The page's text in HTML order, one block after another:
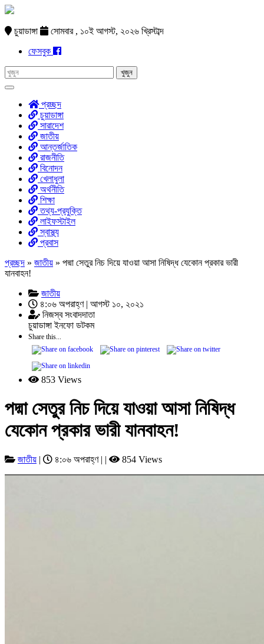
চুয়াডাঙ্গা
সোমবার , ১০ই আগস্ট, ২০২৬ খ্রিস্টাব্দ
ফেসবুক
প্রচ্ছদ
চুয়াডাঙ্গা
সারাদেশ
জাতীয়
আন্তর্জাতিক
রাজনীতি
বিনোদন
খেলাধুলা
অর্থনীতি
শিক্ষা
তথ্য-প্রযুক্তি
লাইফস্টাইল
স্বাস্থ্য
প্রবাস
প্রচ্ছদ » জাতীয় » পদ্মা সেতুর নিচ দিয়ে যাওয়া আসা নিষিদ্ধ যেকোন প্রকার ভারী
যানবাহন!
জাতীয়
৪:০৬ অপরাহ্ণ | আগস্ট ১০, ২০২১
নিজস্ব সংবাদদাতা
চুয়াডাঙ্গা ইনফো ডটকম
Share this...
853 Views
পদ্মা সেতুর নিচ দিয়ে যাওয়া আসা নিষিদ্ধ
যেকোন প্রকার ভারী যানবাহন!
জাতীয় | ৪:০৬ অপরাহ্ণ | | 854 Views